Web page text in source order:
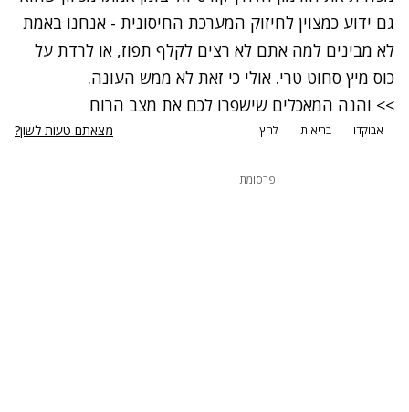
גם ידוע כמצוין לחיזוק המערכת החיסונית - אנחנו באמת
לא מבינים למה אתם לא רצים לקלף תפוז, או לרדת על
כוס מיץ סחוט טרי. אולי כי זאת לא ממש העונה.
>> והנה המאכלים שישפרו לכם את מצב הרוח
אבוקדו בריאות לחץ מצאתם טעות לשון?
פרסומת